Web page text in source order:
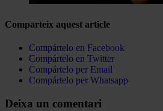
Comparteix aquest article
Compártelo en Facebook
Compártelo en Twitter
Compártelo per Email
Compártelo per Whatsapp
Deixa un comentari